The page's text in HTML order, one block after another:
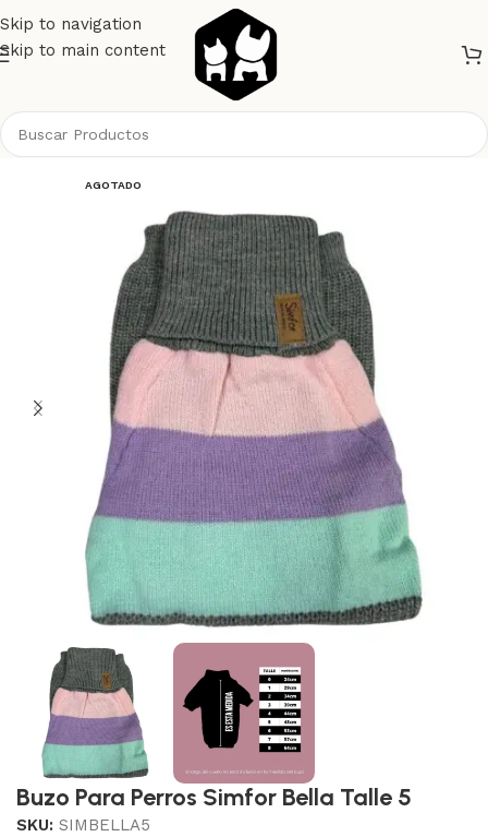
Skip to navigation
Skip to main content
AGOTADO
Buzo Para Perros Simfor Bella Talle 5
SKU: SIMBELLA5